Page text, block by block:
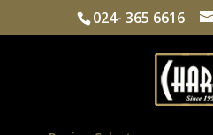
024- 365 6616